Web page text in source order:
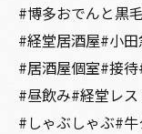
#博多おでんと黒
#経堂居酒屋#小
#居酒屋個室#接
#昼飲み#経堂レ
#しゃぶしゃぶ#